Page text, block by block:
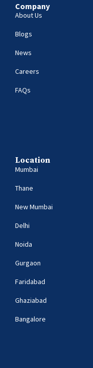
Company
About Us
Blogs
News
Careers
FAQs
Location
Mumbai
Thane
New Mumbai
Delhi
Noida
Gurgaon
Faridabad
Ghaziabad
Bangalore